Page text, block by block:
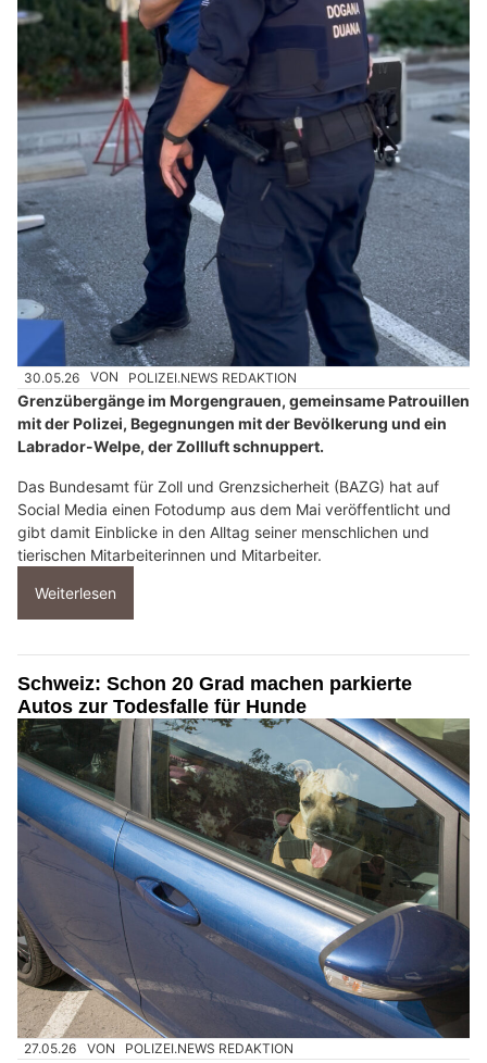
30.05.26 VON POLIZEI.NEWS REDAKTION
Grenzübergänge im Morgengrauen, gemeinsame Patrouillen
mit der Polizei, Begegnungen mit der Bevölkerung und ein
Labrador-Welpe, der Zollluft schnuppert.
Das Bundesamt für Zoll und Grenzsicherheit (BAZG) hat auf
Social Media einen Fotodump aus dem Mai veröffentlicht und
gibt damit Einblicke in den Alltag seiner menschlichen und
tierischen Mitarbeiterinnen und Mitarbeiter.
Weiterlesen
Schweiz: Schon 20 Grad machen parkierte
Autos zur Todesfalle für Hunde
27.05.26 VON POLIZEI.NEWS REDAKTION